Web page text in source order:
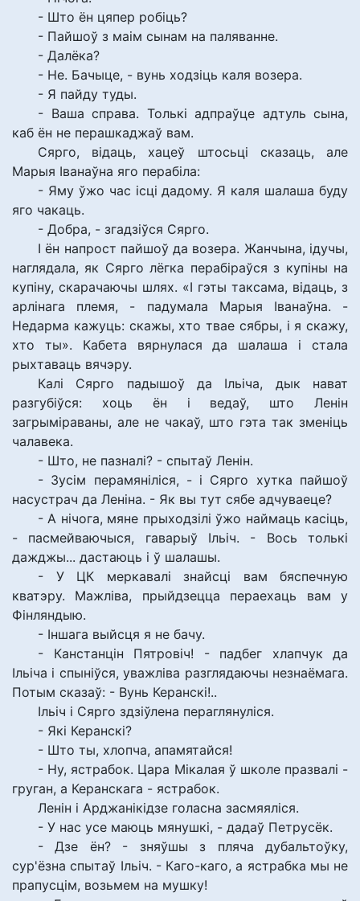
- Што ён цяпер робіць?
- Пайшоў з маім сынам на паляванне.
- Далёка?
- Не. Бачыце, - вунь ходзіць каля возера.
- Я пайду туды.
- Ваша справа. Толькі адпраўце адтуль сына,
каб ён не перашкаджаў вам.
Сярго, відаць, хацеў штосьці сказаць, але
Марыя Іванаўна яго перабіла:
- Яму ўжо час ісці дадому. Я каля шалаша буду
яго чакаць.
- Добра, - згадзіўся Сярго.
І ён напрост пайшоў да возера. Жанчына, ідучы,
наглядала, як Сярго лёгка перабіраўся з купіны на
купіну, скарачаючы шлях. «І гэты таксама, відаць, з
арлінага племя, - падумала Марыя Іванаўна. -
Недарма кажуць: скажы, хто твае сябры, і я скажу,
хто ты». Кабета вярнулася да шалаша і стала
рыхтаваць вячэру.
Калі Сярго падышоў да Ільіча, дык нават
разгубіўся: хоць ён і ведаў, што Ленін
загрыміраваны, але не чакаў, што гэта так зменіць
чалавека.
- Што, не пазналі? - спытаў Ленін.
- Зусім перамяніліся, - і Сярго хутка пайшоў
насустрач да Леніна. - Як вы тут сябе адчуваеце?
- А нічога, мяне прыходзілі ўжо наймаць касіць,
- пасмейваючыся, гаварыў Ільіч. - Вось толькі
дажджы... дастаюць і ў шалашы.
- У ЦК меркавалі знайсці вам бяспечную
кватэру. Мажліва, прыйдзецца пераехаць вам у
Фінляндыю.
- Іншага выйсця я не бачу.
- Канстанцін Пятровіч! - падбег хлапчук да
Ільіча і спыніўся, уважліва разглядаючы незнаёмага.
Потым сказаў: - Вунь Керанскі!..
Ільіч і Сярго здзіўлена пераглянуліся.
- Які Керанскі?
- Што ты, хлопча, апамятайся!
- Ну, ястрабок. Цара Мікалая ў школе празвалі -
груган, а Керанскага - ястрабок.
Ленін і Арджанікідзе голасна засмяяліся.
- У нас усе маюць мянушкі, - дадаў Петрусёк.
- Дзе ён? - зняўшы з пляча дубальтоўку,
сур'ёзна спытаў Ільіч. - Каго-каго, а ястрабка мы не
прапусцім, возьмем на мушку!